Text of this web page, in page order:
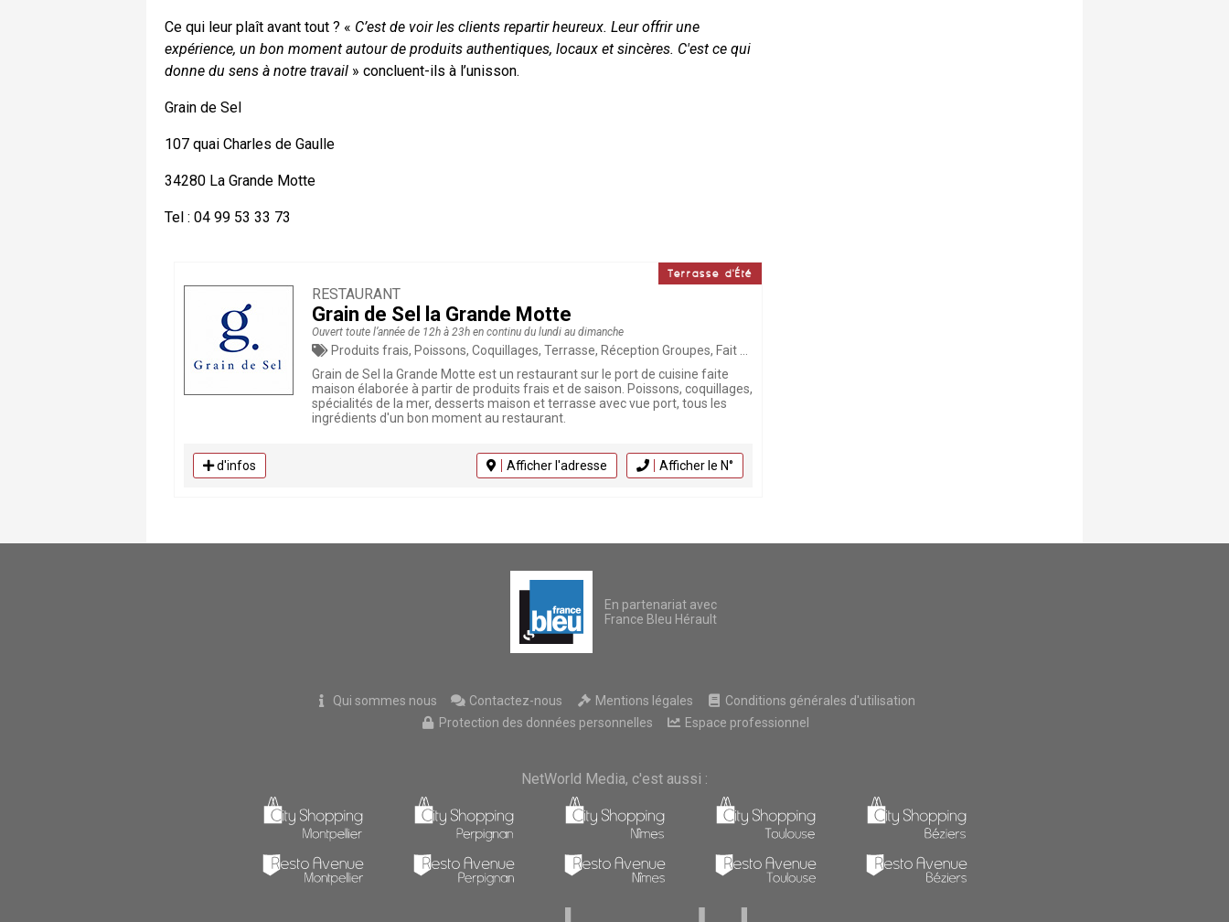
Ce qui leur plaît avant tout ? « C’est de voir les clients repartir heureux. Leur offrir une
expérience, un bon moment autour de produits authentiques, locaux et sincères. C'est ce qui
donne du sens à notre travail » concluent-ils à l’unisson.
Grain de Sel
107 quai Charles de Gaulle
34280 La Grande Motte
Tel : 04 99 53 33 73
Terrasse d'Été
RESTAURANT
Grain de Sel la Grande Motte
Ouvert toute l’année de 12h à 23h en continu du lundi au dimanche
Produits frais, Poissons, Coquillages, Terrasse, Réception Groupes, Fait Maison, Plateau Coquillages, Animaux acceptés, Restaurant, Végétarien, Plat du jour, Repas d'affaires, Viandes, Sur le port
Grain de Sel la Grande Motte est un restaurant sur le port de cuisine faite
maison élaborée à partir de produits frais et de saison. Poissons, coquillages,
spécialités de la mer, desserts maison et terrasse avec vue port, tous les
ingrédients d'un bon moment au restaurant.
d'infos Afficher l'adresse Afficher le N°
En partenariat avec
France Bleu Hérault
Qui sommes nous Contactez-nous Mentions légales
Conditions générales d'utilisation
Protection des données personnelles
Espace professionnel
NetWorld Media, c'est aussi :